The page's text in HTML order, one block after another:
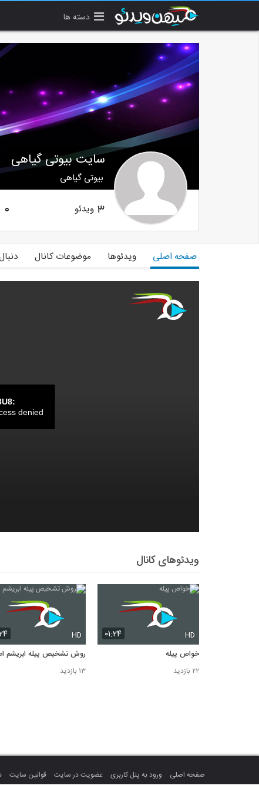
دسته ها
سایت بیوتی گیاهی
بیوتی گیاهی
3 ویدئو 0
صفحه اصلی ویدئوها موضوعات کانال
denied
ویدئوهای کانال
۰۱:۲۴ HD
خواص پیله
۲۲ بازدید
HD
روش تشخیص پیله ابریشم
۱۳ بازدید
صفحه اصلی ورود به پنل کاربری عضویت در سایت قوانین سایت